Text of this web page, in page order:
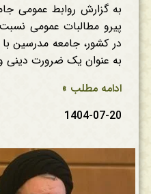
به گزارش روابط عمومی
پیرو مطالبات عمومی
در کشور، جامعه مدرسین
به عنوان یک ضرورت
ادامه مطلب »
1404-07-20